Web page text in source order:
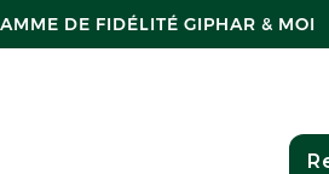
DE FIDÉLITÉ GIPHAR & MOI